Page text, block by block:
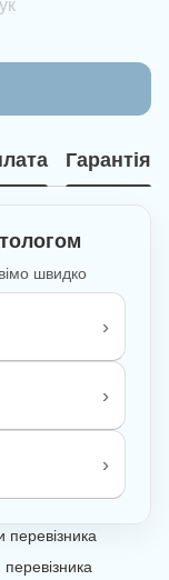
Гарантія
швидко
›
›
›